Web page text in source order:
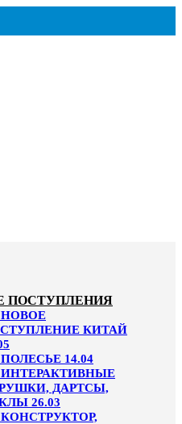
ПОСТУПЛЕНИЯ
НОВОЕ
КИТАЙ
ПОЛЕСЬЕ 14.04
ИНТЕРАКТИВНЫЕ
ДАРТСЫ,
26.03
КОНСТРУКТОР,